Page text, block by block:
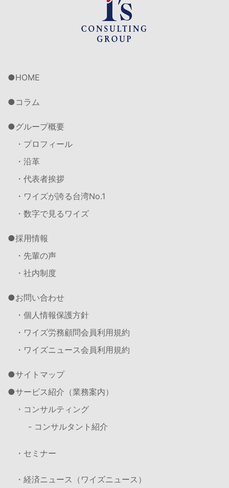
HOME
コラム
グループ概要
・プロフィール
・沿革
・代表者挨拶
・ワイズが誇る台湾No.1
・数字で見るワイズ
採用情報
・先輩の声
・社内制度
お問い合わせ
・個人情報保護方針
・ワイズ労務顧問会員利用規約
・ワイズニュース会員利用規約
サイトマップ
サービス紹介（業務案内）
・コンサルティング
- コンサルタント紹介
・セミナー
・経済ニュース（ワイズニュース）